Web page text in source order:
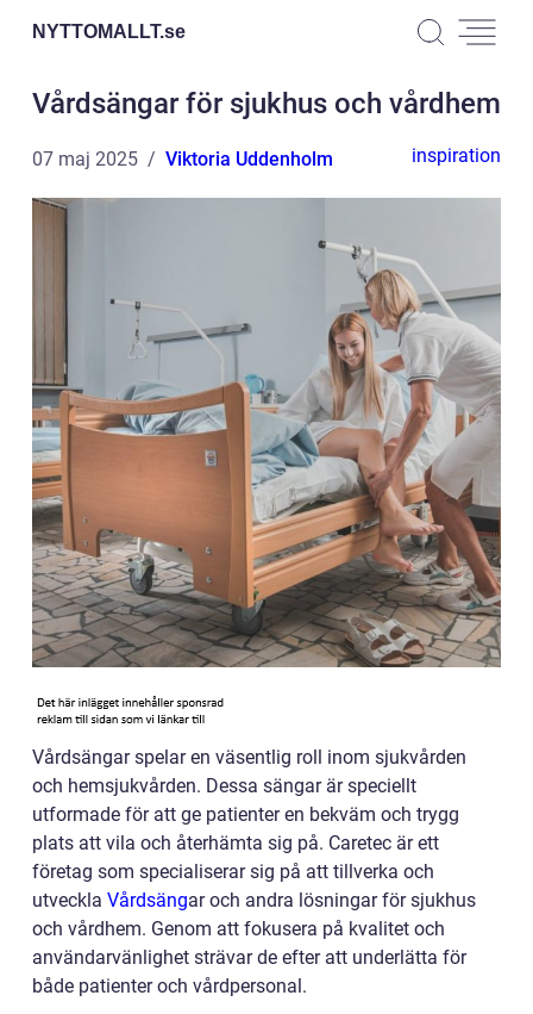
NYTTOMALLT.se
Vårdsängar för sjukhus och vårdhem
07 maj 2025 Viktoria Uddenholm inspiration
Vårdsängar spelar en väsentlig roll inom sjukvården
och hemsjukvården. Dessa sängar är speciellt
utformade för att ge patienter en bekväm och trygg
plats att vila och återhämta sig på. Caretec är ett
företag som specialiserar sig på att tillverka och
utveckla Vårdsängar och andra lösningar för sjukhus
och vårdhem. Genom att fokusera på kvalitet och
användarvänlighet strävar de efter att underlätta för
både patienter och vårdpersonal.